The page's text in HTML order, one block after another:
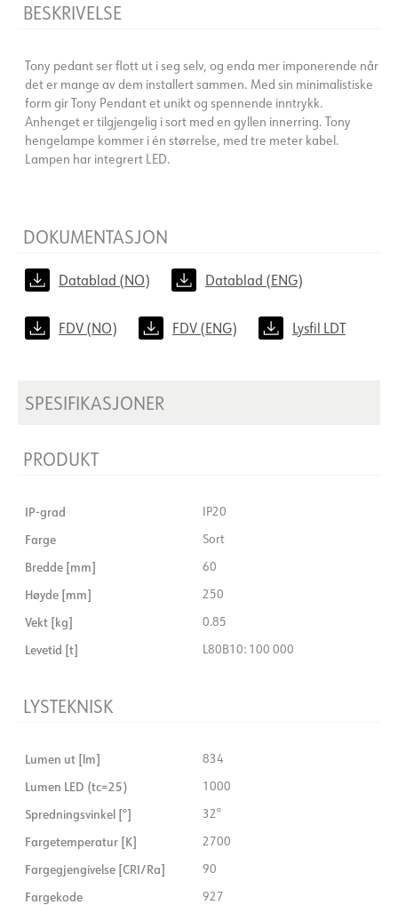
BESKRIVELSE
Tony pedant ser flott ut i seg selv, og enda mer imponerende når
det er mange av dem installert sammen. Med sin minimalistiske
form gir Tony Pendant et unikt og spennende inntrykk.
Anhenget er tilgjengelig i sort med en gyllen innerring. Tony
hengelampe kommer i én størrelse, med tre meter kabel.
Lampen har integrert LED.
DOKUMENTASJON
Datablad (NO) Datablad (ENG)
FDV (NO) FDV (ENG) Lysfil LDT
SPESIFIKASJONER
PRODUKT
IP-grad IP20
Farge Sort
Bredde [mm] 60
Høyde [mm] 250
Vekt [kg] 0.85
Levetid [t] L80B10: 100 000
LYSTEKNISK
Lumen ut [lm] 834
Lumen LED (tc=25) 1000
Spredningsvinkel [°] 32°
Fargetemperatur [K] 2700
Fargegjengivelse [CRI/Ra] 90
Fargekode 927